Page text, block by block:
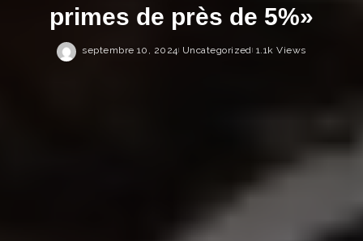
primes de près de 5%»
septembre 10, 2024 Uncategorized 1.1k Views